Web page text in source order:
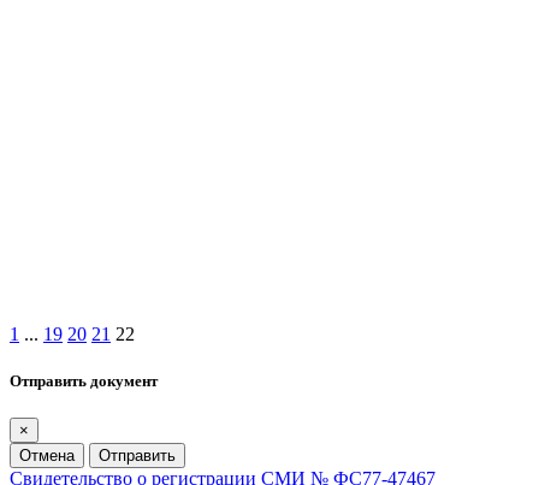
1 ... 19 20 21 22
Отправить документ
×
Отмена
Отправить
Свидетельство о регистрации СМИ № ФС77-47467